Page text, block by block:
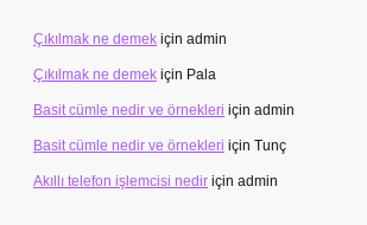
Çıkılmak ne demek için admin
Çıkılmak ne demek için Pala
Basit cümle nedir ve örnekleri için admin
Basit cümle nedir ve örnekleri için Tunç
Akıllı telefon işlemcisi nedir için admin